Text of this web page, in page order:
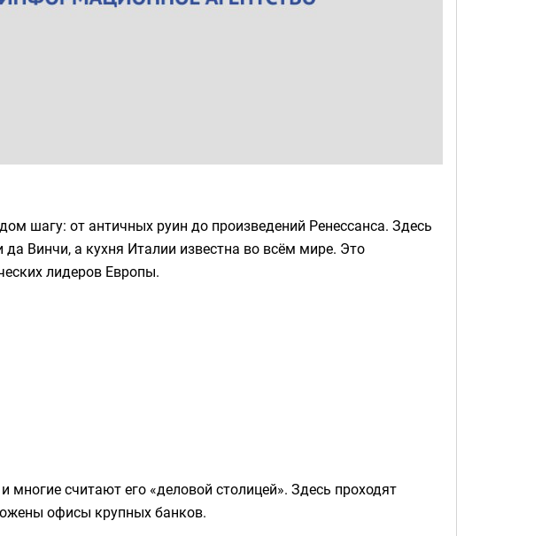
шагу: от античных руин до произведений Ренессанса. Здесь
Винчи, а кухня Италии известна во всём мире. Это
лидеров Европы.
считают его «деловой столицей». Здесь проходят
офисы крупных банков.